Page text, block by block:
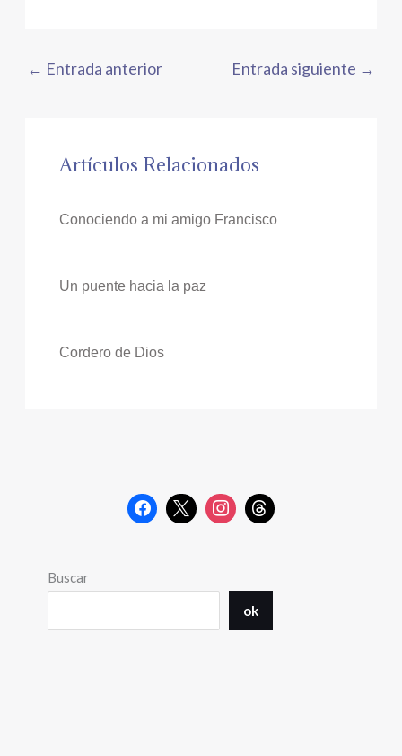
← Entrada anterior Entrada siguiente →
Artículos Relacionados
Conociendo a mi amigo Francisco
Un puente hacia la paz
Cordero de Dios
Buscar
ok